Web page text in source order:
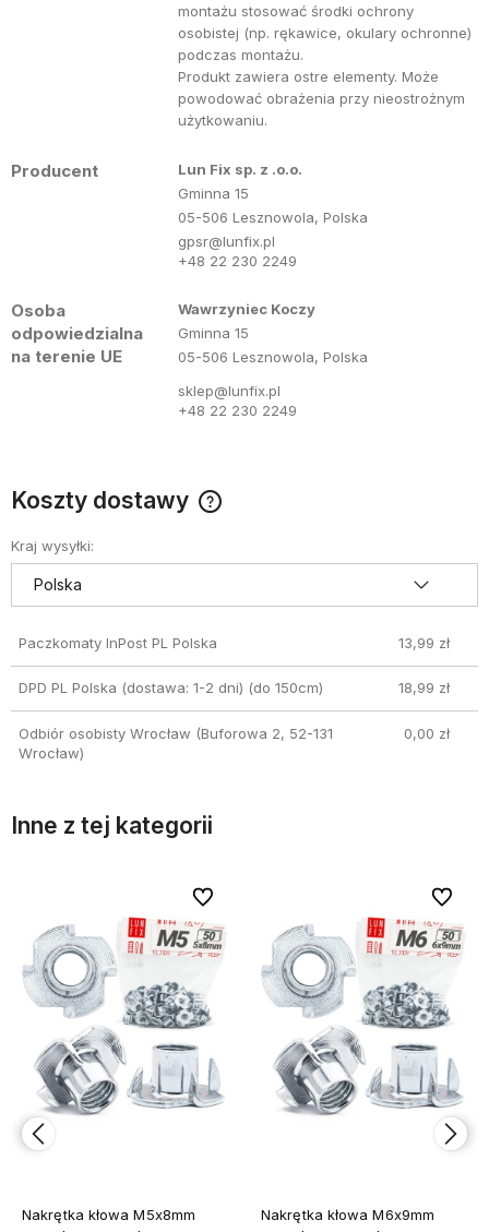
montażu stosować środki ochrony
osobistej (np. rękawice, okulary ochronne)
podczas montażu.
Produkt zawiera ostre elementy. Może
powodować obrażenia przy nieostrożnym
użytkowaniu.
Producent
Lun Fix sp. z .o.o.
Gminna 15
05-506 Lesznowola, Polska
gpsr@lunfix.pl
+48 22 230 2249
Osoba
odpowiedzialna
na terenie UE
Wawrzyniec Koczy
Gminna 15
05-506 Lesznowola, Polska
sklep@lunfix.pl
+48 22 230 2249
Koszty dostawy
Kraj wysyłki:
Paczkomaty InPost PL Polska 13,99 zł
DPD PL Polska (dostawa: 1-2 dni) (do 150cm) 18,99 zł
Odbiór osobisty Wrocław (Buforowa 2, 52-131
Wrocław)
0,00 zł
Inne z tej kategorii
Nakrętka kłowa M5x8mm
Do ulubionych
Do ulubionych
Nakrętka kłowa M6x9mm
Do
Do